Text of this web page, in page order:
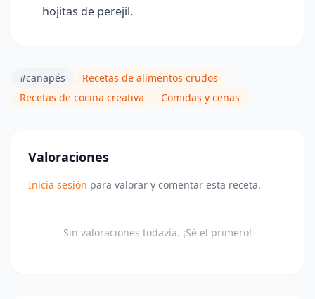
hojitas de perejil.
#canapés
Recetas de alimentos crudos
Recetas de cocina creativa
Comidas y cenas
Valoraciones
Inicia sesión para valorar y comentar esta receta.
Sin valoraciones todavía. ¡Sé el primero!